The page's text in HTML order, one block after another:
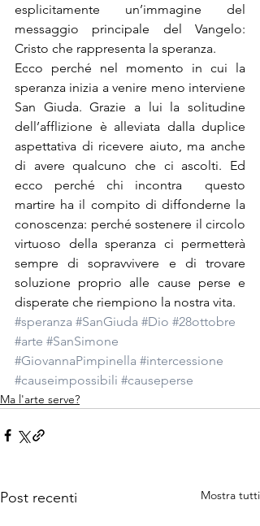
esplicitamente un’immagine del
messaggio principale del Vangelo:
Cristo che rappresenta la speranza.
Ecco perché nel momento in cui la
speranza inizia a venire meno interviene
San Giuda. Grazie a lui la solitudine
dell’afflizione è alleviata dalla duplice
aspettativa di ricevere aiuto, ma anche
di avere qualcuno che ci ascolti. Ed
ecco perché chi incontra  questo
martire ha il compito di diffonderne la
conoscenza: perché sostenere il circolo
virtuoso della speranza ci permetterà
sempre di sopravvivere e di trovare
soluzione proprio alle cause perse e
disperate che riempiono la nostra vita.
#speranza #SanGiuda #Dio #28ottobre
#arte #SanSimone
#GiovannaPimpinella #intercessione
#causeimpossibili #causeperse
Ma l'arte serve?
Post recenti Mostra tutti